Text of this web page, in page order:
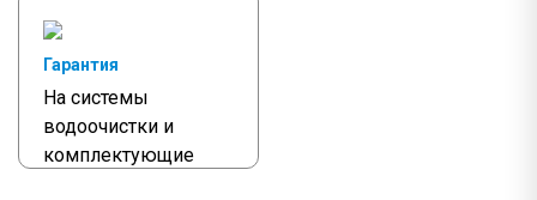
Гарантия
На системы
водоочистки и
комплектующие